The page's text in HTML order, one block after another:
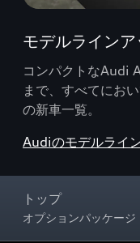
モデルライン
コンパクトなAudi
まで、すべてにお
の新車一覧。
Audiのモデルライ
トップ
オプションパッケージ